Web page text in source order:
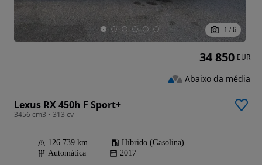
1 / 6
Lexus RX 450h F Sport+
3456 cm3 • 313 cv
126 739 km
Híbrido (Gasolina)
Automática
2017
34 850 EUR
Abaixo da média